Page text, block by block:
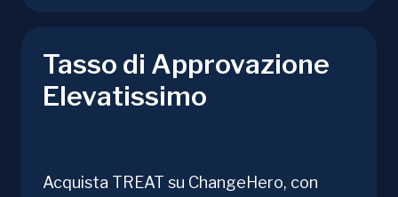
Tasso di Approvazione
Elevatissimo
Acquista TREAT su ChangeHero, con